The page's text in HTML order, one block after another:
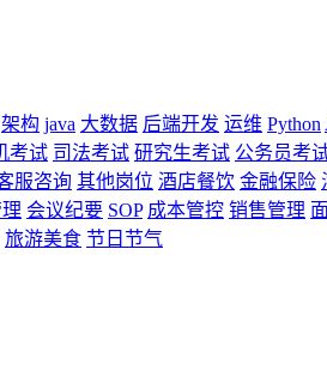
架构 java 大数据 后端开发 运维 Python
考试 司法考试 研究生考试 公务员考
服咨询 其他岗位 酒店餐饮 金融保险
会议纪要 SOP 成本管控 销售管理
旅游美食 节日节气